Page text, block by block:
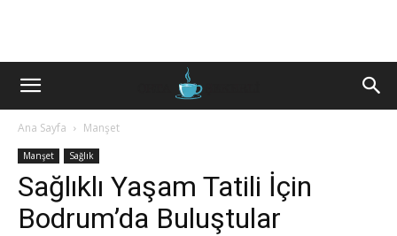
Ana Sayfa Manşet
Manşet Sağlık
Sağlıklı Yaşam Tatili İçin
Bodrum’da Buluştular